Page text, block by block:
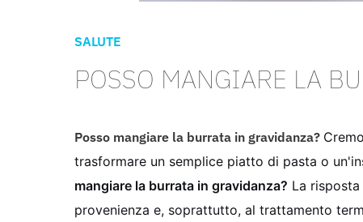
SALUTE
POSSO MANGIARE LA
Posso mangiare la burrata in gravidanza?
trasformare un semplice piatto di pasta o
mangiare la burrata in gravidanza? La
provenienza e, soprattutto, al trattamento